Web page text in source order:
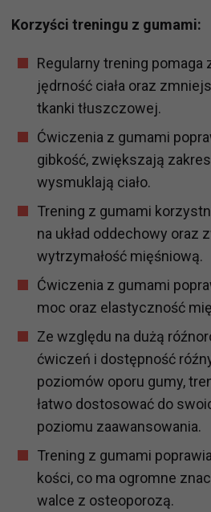
Korzyści treningu z gumami:
Regularny trening pomaga
jędrność ciała oraz
tkanki tłuszczowej.
Ćwiczenia z gumami
gibkość, zwiększają
wysmuklają ciało.
Trening z gumami
na układ oddechowy oraz
wytrzymałość mięśniową.
Ćwiczenia z gumami
moc oraz elastyczność
Ze względu na dużą
ćwiczeń i dostępność
poziomów oporu gumy,
łatwo dostosować do
poziomu zaawansowania.
Trening z gumami
kości, co ma ogromne
walce z osteoporozą.